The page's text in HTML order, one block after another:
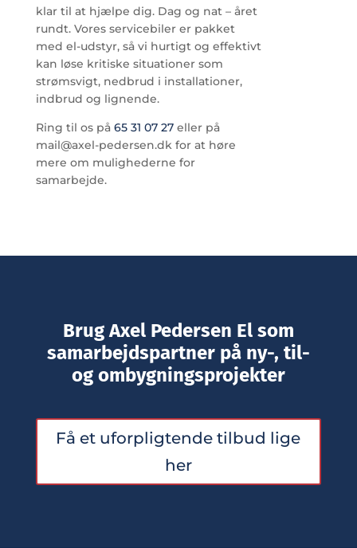
klar til at hjælpe dig. Dag og nat – året
rundt. Vores servicebiler er pakket
med el-udstyr, så vi hurtigt og effektivt
kan løse kritiske situationer som
strømsvigt, nedbrud i installationer,
indbrud og lignende.
Ring til os på 65 31 07 27eller på
mail@axel-pedersen.dk for at høre
mere om mulighederne for
samarbejde.
Brug Axel Pedersen El som
samarbejdspartner på ny-, til-
og ombygningsprojekter
Få et uforpligtende tilbud lige
her